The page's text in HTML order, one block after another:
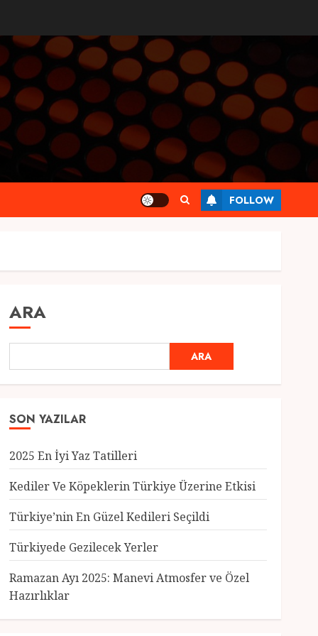
FOLLOW
ARA
ARA
SON YAZILAR
2025 En İyi Yaz Tatilleri
Kediler Ve Köpeklerin Türkiye Üzerine Etkisi
Türkiye’nin En Güzel Kedileri Seçildi
Türkiyede Gezilecek Yerler
Ramazan Ayı 2025: Manevi Atmosfer ve Özel
Hazırlıklar
3
Genel
Türkiye’nin En Güzel
Kedileri Seçildi